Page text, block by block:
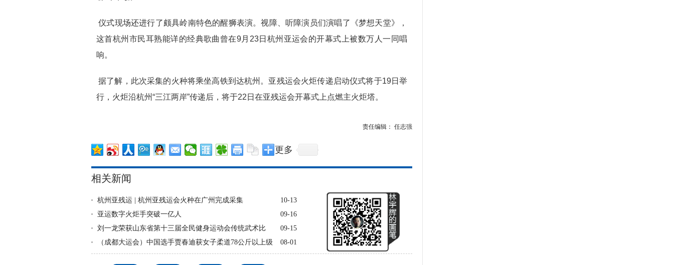
仪式现场还进行了颇具岭南特色的醒狮表演。视障、听障演员们演唱了《梦想天堂》，
这首杭州市民耳熟能详的经典歌曲曾在9月23日杭州亚运会的开幕式上被数万人一同唱
响。
据了解，此次采集的火种将乘坐高铁到达杭州。亚残运会火炬传递启动仪式将于19日举
行，火炬沿杭州“三江两岸”传递后，将于22日在亚残运会开幕式上点燃主火炬塔。
责任编辑： 任志强
更多
相关新闻
10-13
杭州亚残运 | 杭州亚残运会火种在广州完成采集
09-16
亚运数字火炬手突破一亿人
09-15
刘一龙荣获山东省第十三届全民健身运动会传统武术比
08-01
（成都大运会）中国选手贾春迪获女子柔道78公斤以上级